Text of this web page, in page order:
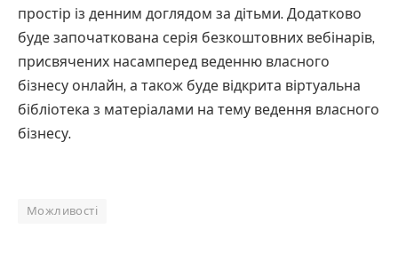
простір із денним доглядом за дітьми. Додатково
буде започаткована серія безкоштовних вебінарів,
присвячених насамперед веденню власного
бізнесу онлайн, а також буде відкрита віртуальна
бібліотека з матеріалами на тему ведення власного
бізнесу.
Можливості